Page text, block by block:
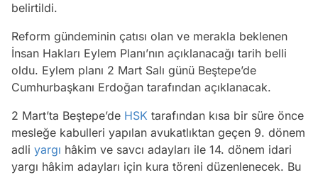
belirtildi.
Reform gündeminin çatısı olan ve merakla beklenen
İnsan Hakları Eylem Planı’nın açıklanacağı tarih belli
oldu. Eylem planı 2 Mart Salı günü Beştepe’de
Cumhurbaşkanı Erdoğan tarafından açıklanacak.
2 Mart’ta Beştepe’de HSK tarafından kısa bir süre önce
mesleğe kabulleri yapılan avukatlıktan geçen 9. dönem
adli yargı hâkim ve savcı adayları ile 14. dönem idari
yargı hâkim adayları için kura töreni düzenlenecek. Bu